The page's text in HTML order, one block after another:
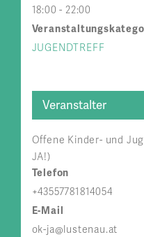
18:00 - 22:00
JUGENDTREFF
Veranstalter
Offene Kinder- und
JA!)
Telefon
+43557781814054
E-Mail
ok-ja@lustenau.at